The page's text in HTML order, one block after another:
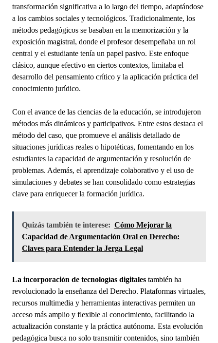
transformación significativa a lo largo del tiempo, adaptándose
a los cambios sociales y tecnológicos. Tradicionalmente, los
métodos pedagógicos se basaban en la memorización y la
exposición magistral, donde el profesor desempeñaba un rol
central y el estudiante tenía un papel pasivo. Este enfoque
clásico, aunque efectivo en ciertos contextos, limitaba el
desarrollo del pensamiento crítico y la aplicación práctica del
conocimiento jurídico.
Con el avance de las ciencias de la educación, se introdujeron
métodos más dinámicos y participativos. Entre estos destaca el
método del caso, que promueve el análisis detallado de
situaciones jurídicas reales o hipotéticas, fomentando en los
estudiantes la capacidad de argumentación y resolución de
problemas. Además, el aprendizaje colaborativo y el uso de
simulaciones y debates se han consolidado como estrategias
clave para enriquecer la formación jurídica.
Quizás también te interese: Cómo Mejorar la
Capacidad de Argumentación Oral en Derecho:
Claves para Entender la Jerga Legal
La incorporación de tecnologías digitalestambién ha
revolucionado la enseñanza del Derecho. Plataformas virtuales,
recursos multimedia y herramientas interactivas permiten un
acceso más amplio y flexible al conocimiento, facilitando la
actualización constante y la práctica autónoma. Esta evolución
pedagógica busca no solo transmitir contenidos, sino también